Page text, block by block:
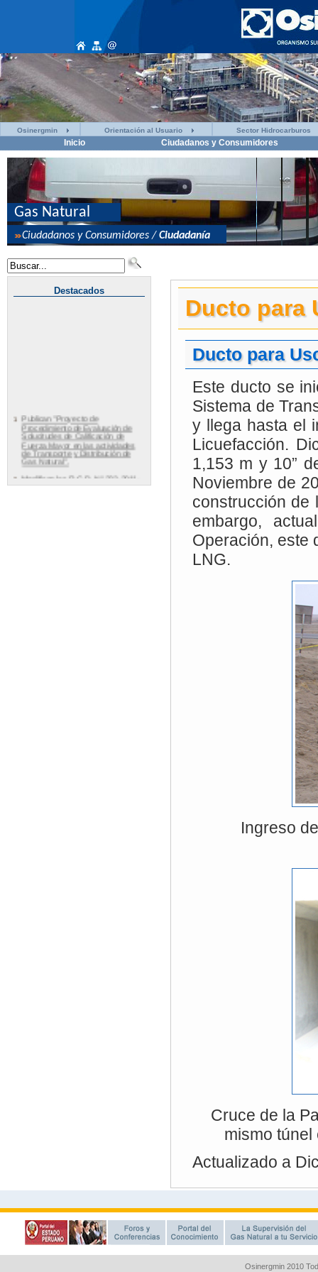
Osinergmin Orientación al Usuario Sector Hidrocarburos
Inicio Ciudadanos y Consumidores
Osinergmin 2010